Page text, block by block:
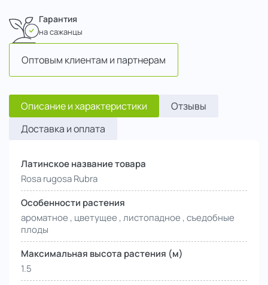
Гарантия
на сажанцы
Оптовым клиентам и партнерам
Описание и характеристики
Отзывы
Доставка и оплата
Латинское название товара
Rosa rugosa Rubra
Особенности растения
ароматное , цветущее , листопадное , съедобные
плоды
Максимальная высота растения (м)
1.5